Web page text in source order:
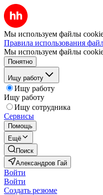
Мы используем файлы
Правила использования
Мы используем файлы
Понятно
Ищу работу
Ищу работу
Ищу работу
Ищу сотрудника
Сервисы
Помощь
Ещё
Поиск
Александров Гай
Войти
Войти
Создать резюме